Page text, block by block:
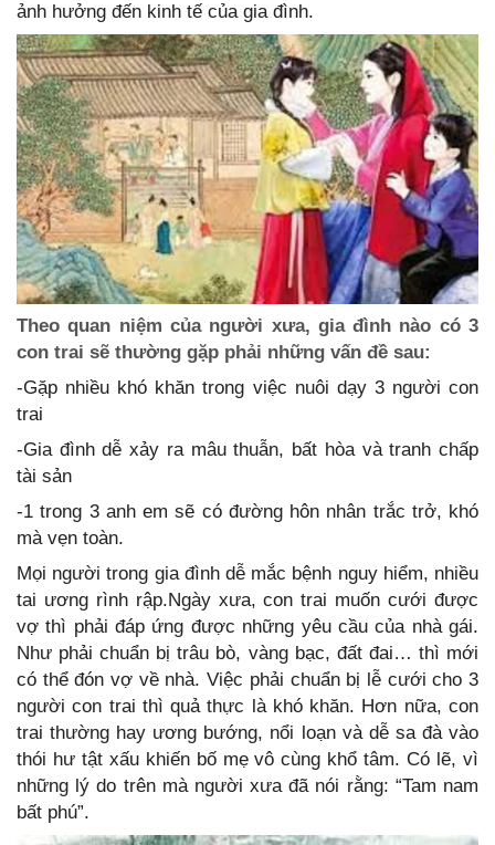
ảnh hưởng đến kinh tế của gia đình.
Theo quan niệm của người xưa, gia đình nào có 3
con trai sẽ thường gặp phải những vấn đề sau:
-Gặp nhiều khó khăn trong việc nuôi dạy 3 người con
trai
-Gia đình dễ xảy ra mâu thuẫn, bất hòa và tranh chấp
tài sản
-1 trong 3 anh em sẽ có đường hôn nhân trắc trở, khó
mà vẹn toàn.
Mọi người trong gia đình dễ mắc bệnh nguy hiểm, nhiều
tai ương rình rập.Ngày xưa, con trai muốn cưới được
vợ thì phải đáp ứng được những yêu cầu của nhà gái.
Như phải chuẩn bị trâu bò, vàng bạc, đất đai… thì mới
có thể đón vợ về nhà. Việc phải chuẩn bị lễ cưới cho 3
người con trai thì quả thực là khó khăn. Hơn nữa, con
trai thường hay ương bướng, nổi loạn và dễ sa đà vào
thói hư tật xấu khiến bố mẹ vô cùng khổ tâm. Có lẽ, vì
những lý do trên mà người xưa đã nói rằng: “Tam nam
bất phú”.